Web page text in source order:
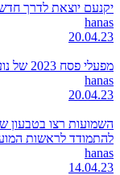
יקנעם יוצאת לדרך
hanas
20.04.23
מפעלי פסח 2023 של נוער עמק יזרעאל
hanas
20.04.23
השמועות רצו בטבעון
להתמודד לראשות
hanas
14.04.23